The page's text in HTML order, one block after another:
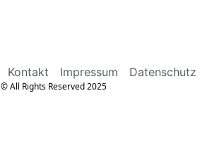
Kontakt Impressum Datenschutz
© All Rights Reserved 2025